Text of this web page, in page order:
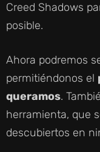
Creed Shadows
posible.
Ahora podremos
permitiéndonos el
queramos.
herramienta, que
descubiertos en